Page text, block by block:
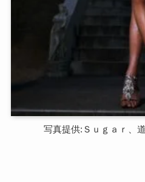
写真提供:Ｓｕｇａｒ、